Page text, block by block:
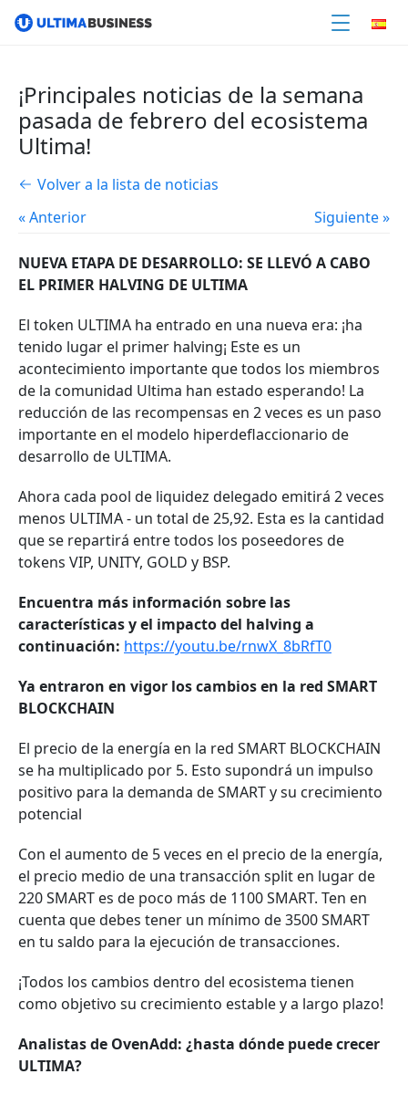
¡Principales noticias de la semana
pasada de febrero del ecosistema
Ultima!
Volver a la lista de noticias
« Anterior
Siguiente »
NUEVA ETAPA DE DESARROLLO: SE LLEVÓ A CABO
EL PRIMER HALVING DE ULTIMA
El token ULTIMA ha entrado en una nueva era: ¡ha
tenido lugar el primer halving¡ Este es un
acontecimiento importante que todos los miembros
de la comunidad Ultima han estado esperando! La
reducción de las recompensas en 2 veces es un paso
importante en el modelo hiperdeflaccionario de
desarrollo de ULTIMA.
Ahora cada pool de liquidez delegado emitirá 2 veces
menos ULTIMA - un total de 25,92. Esta es la cantidad
que se repartirá entre todos los poseedores de
tokens VIP, UNITY, GOLD y BSP.
Encuentra más información sobre las
características y el impacto del halving a
continuación: https://youtu.be/rnwX_8bRfT0
Ya entraron en vigor los cambios en la red SMART
BLOCKCHAIN
El precio de la energía en la red SMART BLOCKCHAIN
se ha multiplicado por 5. Esto supondrá un impulso
positivo para la demanda de SMART y su crecimiento
potencial
Con el aumento de 5 veces en el precio de la energía,
el precio medio de una transacción split en lugar de
220 SMART es de poco más de 1100 SMART. Ten en
cuenta que debes tener un mínimo de 3500 SMART
en tu saldo para la ejecución de transacciones.
¡Todos los cambios dentro del ecosistema tienen
como objetivo su crecimiento estable y a largo plazo!
Analistas de OvenAdd: ¿hasta dónde puede crecer
ULTIMA?